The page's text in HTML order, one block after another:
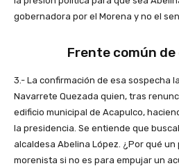
gobernadora por el Morena y no el
Frente común
3.- La confirmación de esa sospecha
Navarrete Quezada quien, tras
edificio municipal de Acapulco,
la presidencia. Se entiende que
alcaldesa Abelina López. ¿Por qué
morenista si no es para empujar un